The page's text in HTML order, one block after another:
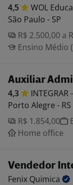
4,5 WOL
São Paulo - SP
R$ 2.500,00 a
Ensino Médio
Auxiliar
4,3 INTEGRAR -
Porto Alegre - RS
R$ 1.854,00
Home office
Vendedor
Fenix Quimica